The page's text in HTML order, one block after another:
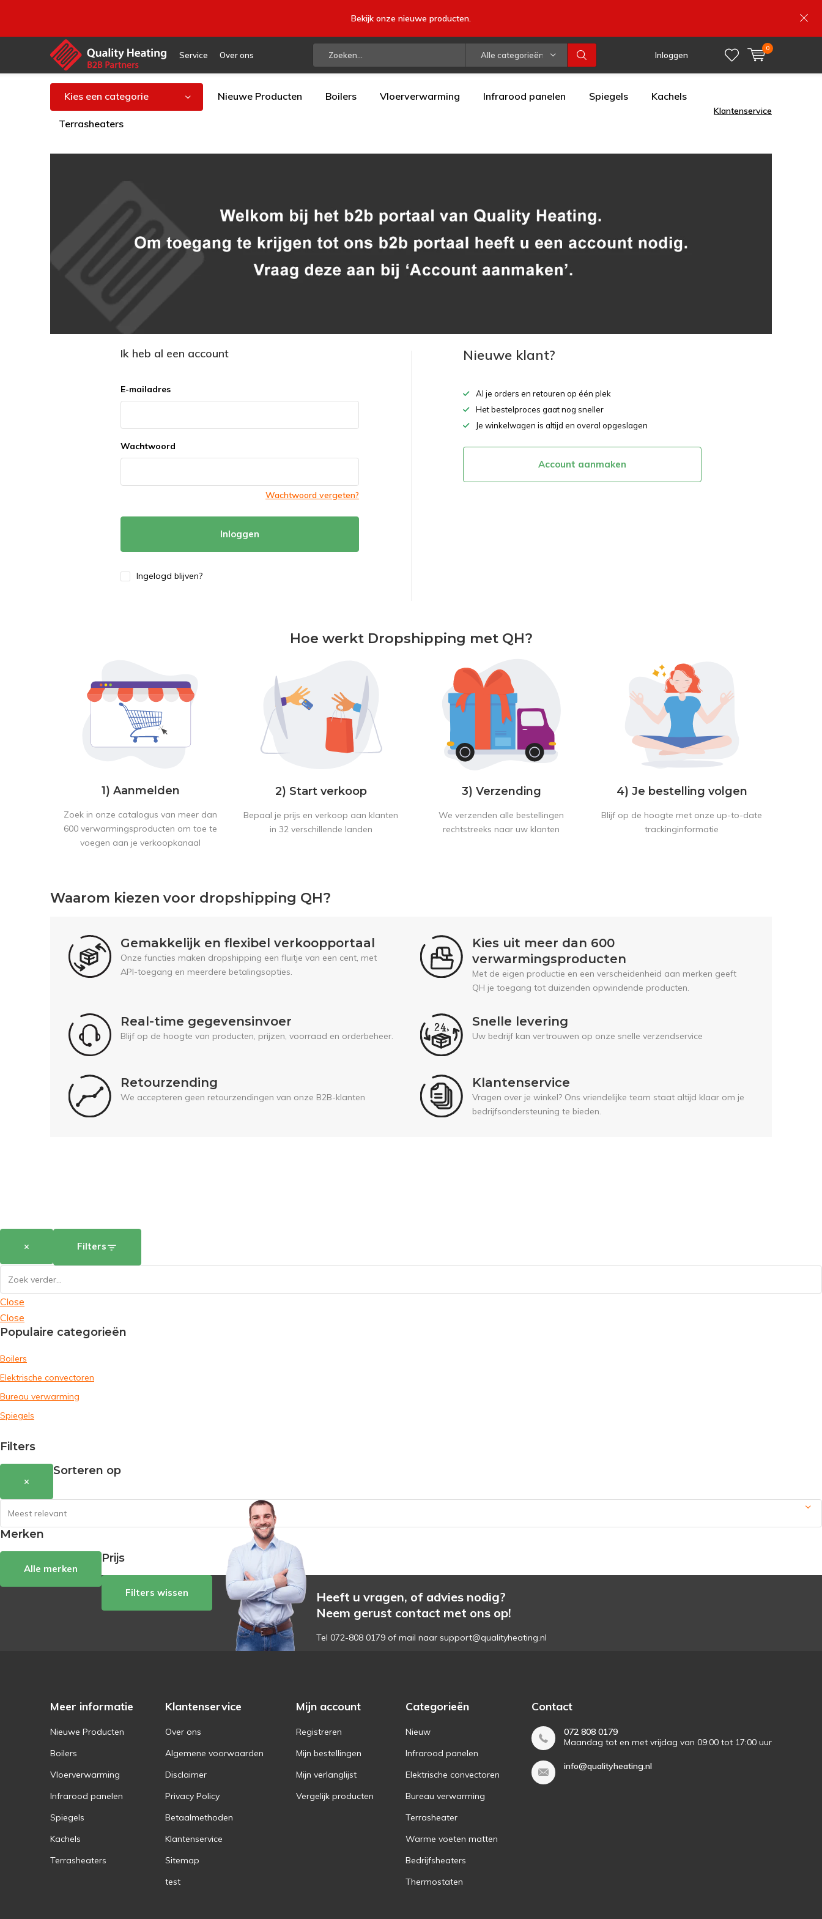
Service Over ons Alle categorieën Inloggen
0
Bekijk onze nieuwe producten.
Kies een categorie Nieuwe Producten Boilers Vloerverwarming Infrarood panelen Spiegels Kachels
Terrasheaters
Klantenservice
Ik heb al een account
E-mailadres
Wachtwoord
Wachtwoord vergeten?
Inloggen
Ingelogd blijven?
Nieuwe klant?
Al je orders en retouren op één plek
Het bestelproces gaat nog sneller
Je winkelwagen is altijd en overal opgeslagen
Account aanmaken
Hoe werkt Dropshipping met QH?
1) Aanmelden
Zoek in onze catalogus van meer dan
600 verwarmingsproducten om toe te
voegen aan je verkoopkanaal
2) Start verkoop
Bepaal je prijs en verkoop aan klanten
in 32 verschillende landen
3) Verzending
We verzenden alle bestellingen
rechtstreeks naar uw klanten
4) Je bestelling volgen
Blijf op de hoogte met onze up-to-date
trackinginformatie
Waarom kiezen voor dropshipping QH?
Gemakkelijk en flexibel verkoopportaal
Onze functies maken dropshipping een fluitje van een cent, met
API-toegang en meerdere betalingsopties.
Kies uit meer dan 600
verwarmingsproducten
Met de eigen productie en een verscheidenheid aan merken geeft
QH je toegang tot duizenden opwindende producten.
Real-time gegevensinvoer
Blijf op de hoogte van producten, prijzen, voorraad en orderbeheer.
Snelle levering
Uw bedrijf kan vertrouwen op onze snelle verzendservice
Retourzending
We accepteren geen retourzendingen van onze B2B-klanten
Klantenservice
Vragen over je winkel? Ons vriendelijke team staat altijd klaar om je
bedrijfsondersteuning te bieden.
× Filters
Close
Close
Populaire categorieën
Boilers
Elektrische convectoren
Bureau verwarming
Spiegels
Filters
×
Sorteren op
Merken
Alle merken
Prijs
Filters wissen
Heeft u vragen, of advies nodig?
Neem gerust contact met ons op!
Tel 072-808 0179 of mail naar support@qualityheating.nl
Meer informatie
Nieuwe Producten
Boilers
Vloerverwarming
Infrarood panelen
Spiegels
Kachels
Terrasheaters
Klantenservice
Over ons
Algemene voorwaarden
Disclaimer
Privacy Policy
Betaalmethoden
Klantenservice
Sitemap
test
Mijn account
Registreren
Mijn bestellingen
Mijn verlanglijst
Vergelijk producten
Categorieën
Nieuw
Infrarood panelen
Elektrische convectoren
Bureau verwarming
Terrasheater
Warme voeten matten
Bedrijfsheaters
Thermostaten
Contact
072 808 0179
Maandag tot en met vrijdag van 09:00 tot 17:00 uur
info@qualityheating.nl